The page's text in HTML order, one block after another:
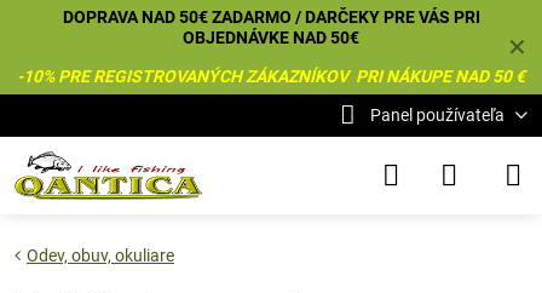
✕
DOPRAVA NAD 50€ ZADARMO / DARČEKY PRE VÁS PRI
OBJEDNÁVKE NAD 50€
-10% PRE REGISTROVANÝCH ZÁKAZNÍKOV PRI NÁKUPE NAD 50 €
Panel používateľa
Odev, obuv, okuliare